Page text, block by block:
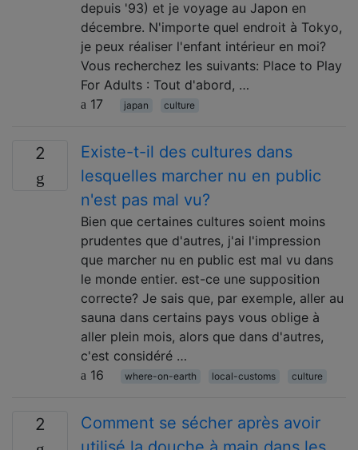
depuis '93) et je voyage au Japon en
décembre. N'importe quel endroit à Tokyo,
je peux réaliser l'enfant intérieur en moi?
Vous recherchez les suivants: Place to Play
For Adults : Tout d'abord, …
17
japan culture
2
Existe-t-il des cultures dans
lesquelles marcher nu en public
n'est pas mal vu?
Bien que certaines cultures soient moins
prudentes que d'autres, j'ai l'impression
que marcher nu en public est mal vu dans
le monde entier. est-ce une supposition
correcte? Je sais que, par exemple, aller au
sauna dans certains pays vous oblige à
aller plein mois, alors que dans d'autres,
c'est considéré …
16
where-on-earth local-customs culture
2
Comment se sécher après avoir